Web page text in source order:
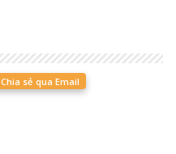
Chia sẻ qua Email